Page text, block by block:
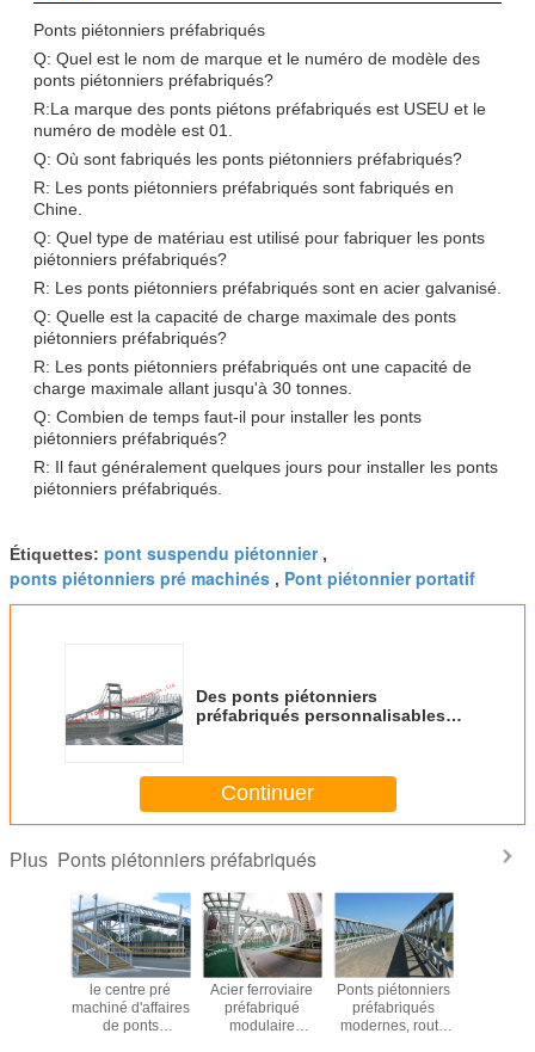
Ponts piétonniers préfabriqués
Q: Quel est le nom de marque et le numéro de modèle des
ponts piétonniers préfabriqués?
R:La marque des ponts piétons préfabriqués est USEU et le
numéro de modèle est 01.
Q: Où sont fabriqués les ponts piétonniers préfabriqués?
R: Les ponts piétonniers préfabriqués sont fabriqués en
Chine.
Q: Quel type de matériau est utilisé pour fabriquer les ponts
piétonniers préfabriqués?
R: Les ponts piétonniers préfabriqués sont en acier galvanisé.
Q: Quelle est la capacité de charge maximale des ponts
piétonniers préfabriqués?
R: Les ponts piétonniers préfabriqués ont une capacité de
charge maximale allant jusqu'à 30 tonnes.
Q: Combien de temps faut-il pour installer les ponts
piétonniers préfabriqués?
R: Il faut généralement quelques jours pour installer les ponts
piétonniers préfabriqués.
Étiquettes: pont suspendu piétonnier,
ponts piétonniers pré machinés , Pont piétonnier portatif
Des ponts piétonniers
préfabriqués personnalisables
Continuer
Plus Ponts piétonniers préfabriqués
le centre pré
machiné d'affaires
de ponts
Acier ferroviaire
préfabriqué
modulaire
Ponts piétonniers
préfabriqués
modernes, route